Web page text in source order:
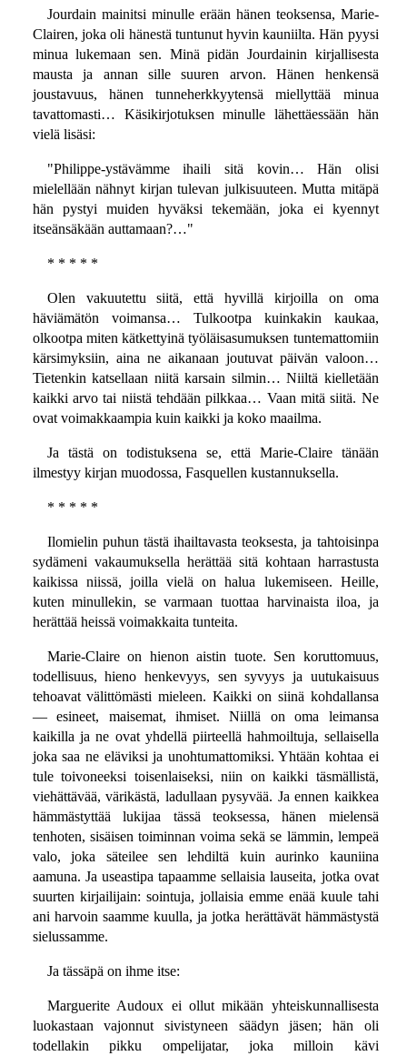
Jourdain mainitsi minulle erään hänen teoksensa, Marie-
Clairen, joka oli hänestä tuntunut hyvin kauniilta. Hän pyysi
minua lukemaan sen. Minä pidän Jourdainin kirjallisesta
mausta ja annan sille suuren arvon. Hänen henkensä
joustavuus, hänen tunneherkkyytensä miellyttää minua
tavattomasti… Käsikirjotuksen minulle lähettäessään hän
vielä lisäsi:
"Philippe-ystävämme ihaili sitä kovin… Hän olisi
mielellään nähnyt kirjan tulevan julkisuuteen. Mutta mitäpä
hän pystyi muiden hyväksi tekemään, joka ei kyennyt
itseänsäkään auttamaan?…"
* * * * *
Olen vakuutettu siitä, että hyvillä kirjoilla on oma
häviämätön voimansa… Tulkootpa kuinkakin kaukaa,
olkootpa miten kätkettyinä työläisasumuksen tuntemattomiin
kärsimyksiin, aina ne aikanaan joutuvat päivän valoon…
Tietenkin katsellaan niitä karsain silmin… Niiltä kielletään
kaikki arvo tai niistä tehdään pilkkaa… Vaan mitä siitä. Ne
ovat voimakkaampia kuin kaikki ja koko maailma.
Ja tästä on todistuksena se, että Marie-Claire tänään
ilmestyy kirjan muodossa, Fasquellen kustannuksella.
* * * * *
Ilomielin puhun tästä ihailtavasta teoksesta, ja tahtoisinpa
sydämeni vakaumuksella herättää sitä kohtaan harrastusta
kaikissa niissä, joilla vielä on halua lukemiseen. Heille,
kuten minullekin, se varmaan tuottaa harvinaista iloa, ja
herättää heissä voimakkaita tunteita.
Marie-Claire on hienon aistin tuote. Sen koruttomuus,
todellisuus, hieno henkevyys, sen syvyys ja uutukaisuus
tehoavat välittömästi mieleen. Kaikki on siinä kohdallansa
— esineet, maisemat, ihmiset. Niillä on oma leimansa
kaikilla ja ne ovat yhdellä piirteellä hahmoiltuja, sellaisella
joka saa ne eläviksi ja unohtumattomiksi. Yhtään kohtaa ei
tule toivoneeksi toisenlaiseksi, niin on kaikki täsmällistä,
viehättävää, värikästä, ladullaan pysyvää. Ja ennen kaikkea
hämmästyttää lukijaa tässä teoksessa, hänen mielensä
tenhoten, sisäisen toiminnan voima sekä se lämmin, lempeä
valo, joka säteilee sen lehdiltä kuin aurinko kauniina
aamuna. Ja useastipa tapaamme sellaisia lauseita, jotka ovat
suurten kirjailijain: sointuja, jollaisia emme enää kuule tahi
ani harvoin saamme kuulla, ja jotka herättävät hämmästystä
sielussamme.
Ja tässäpä on ihme itse:
Marguerite Audoux ei ollut mikään yhteiskunnallisesta
luokastaan vajonnut sivistyneen säädyn jäsen; hän oli
todellakin pikku ompelijatar, joka milloin kävi